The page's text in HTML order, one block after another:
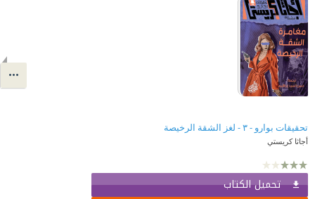
تحقيقات بوارو - ٣ - لغز الشقة الرخيصة
أجاثا كريستي
تحميل الكتاب